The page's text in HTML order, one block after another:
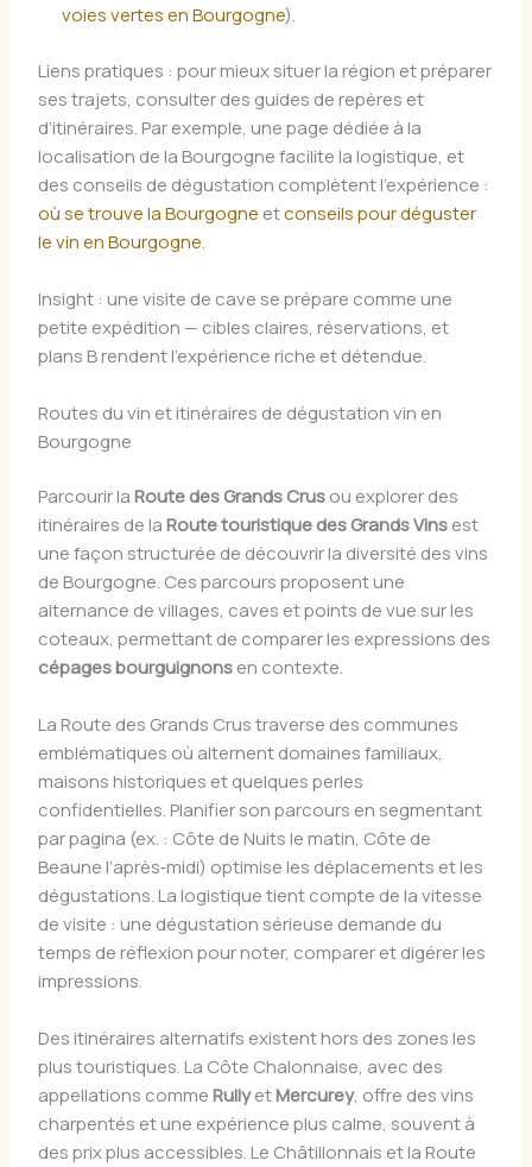
voies vertes en Bourgogne).
Liens pratiques : pour mieux situer la région et préparer
ses trajets, consulter des guides de repères et
d’itinéraires. Par exemple, une page dédiée à la
localisation de la Bourgogne facilite la logistique, et
des conseils de dégustation complètent l’expérience :
où se trouve la Bourgogne etconseils pour déguster
le vin en Bourgogne.
Insight : une visite de cave se prépare comme une
petite expédition — cibles claires, réservations, et
plans B rendent l’expérience riche et détendue.
Routes du vin et itinéraires de dégustation vin en
Bourgogne
Parcourir la Route des Grands Crusou explorer des
itinéraires de la Route touristique des Grands Vinsest
une façon structurée de découvrir la diversité des vins
de Bourgogne. Ces parcours proposent une
alternance de villages, caves et points de vue sur les
coteaux, permettant de comparer les expressions des
cépages bourguignonsen contexte.
La Route des Grands Crus traverse des communes
emblématiques où alternent domaines familiaux,
maisons historiques et quelques perles
confidentielles. Planifier son parcours en segmentant
par pagi­na (ex. : Côte de Nuits le matin, Côte de
Beaune l’après‑midi) optimise les déplacements et les
dégustations. La logistique tient compte de la vitesse
de visite : une dégustation sérieuse demande du
temps de réflexion pour noter, comparer et digérer les
impressions.
Des itinéraires alternatifs existent hors des zones les
plus touristiques. La Côte Chalonnaise, avec des
appellations comme RullyetMercurey, offre des vins
charpentés et une expérience plus calme, souvent à
des prix plus accessibles. Le Châtillonnais et la Route